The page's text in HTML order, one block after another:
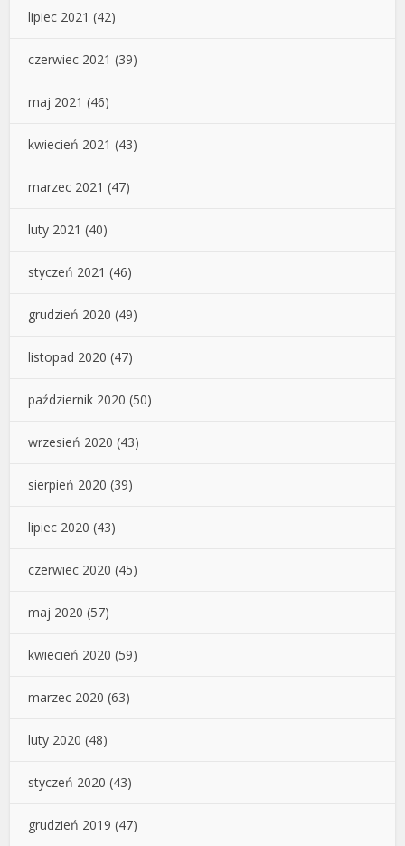
lipiec 2021 (42)
czerwiec 2021 (39)
maj 2021 (46)
kwiecień 2021 (43)
marzec 2021 (47)
luty 2021 (40)
styczeń 2021 (46)
grudzień 2020 (49)
listopad 2020 (47)
październik 2020 (50)
wrzesień 2020 (43)
sierpień 2020 (39)
lipiec 2020 (43)
czerwiec 2020 (45)
maj 2020 (57)
kwiecień 2020 (59)
marzec 2020 (63)
luty 2020 (48)
styczeń 2020 (43)
grudzień 2019 (47)